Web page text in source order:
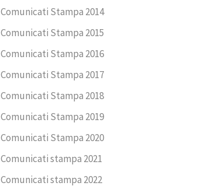
Comunicati Stampa 2014
Comunicati Stampa 2015
Comunicati Stampa 2016
Comunicati Stampa 2017
Comunicati Stampa 2018
Comunicati Stampa 2019
Comunicati Stampa 2020
Comunicati stampa 2021
Comunicati stampa 2022